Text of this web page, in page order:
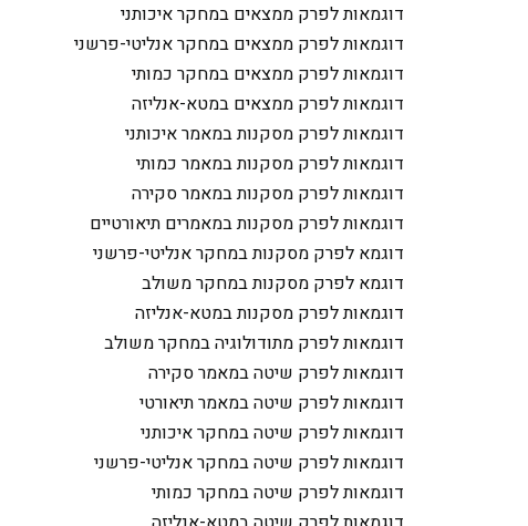
דוגמאות לפרק ממצאים במחקר איכותני
דוגמאות לפרק ממצאים במחקר אנליטי-פרשני
דוגמאות לפרק ממצאים במחקר כמותי
דוגמאות לפרק ממצאים במטא-אנליזה
דוגמאות לפרק מסקנות במאמר איכותני
דוגמאות לפרק מסקנות במאמר כמותי
דוגמאות לפרק מסקנות במאמר סקירה
דוגמאות לפרק מסקנות במאמרים תיאורטיים
דוגמא לפרק מסקנות במחקר אנליטי-פרשני
דוגמא לפרק מסקנות במחקר משולב
דוגמאות לפרק מסקנות במטא-אנליזה
דוגמאות לפרק מתודולוגיה במחקר משולב
דוגמאות לפרק שיטה במאמר סקירה
דוגמאות לפרק שיטה במאמר תיאורטי
דוגמאות לפרק שיטה במחקר איכותני
דוגמאות לפרק שיטה במחקר אנליטי-פרשני
דוגמאות לפרק שיטה במחקר כמותי